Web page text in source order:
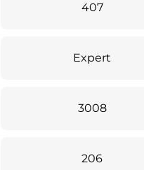
407
Expert
3008
206